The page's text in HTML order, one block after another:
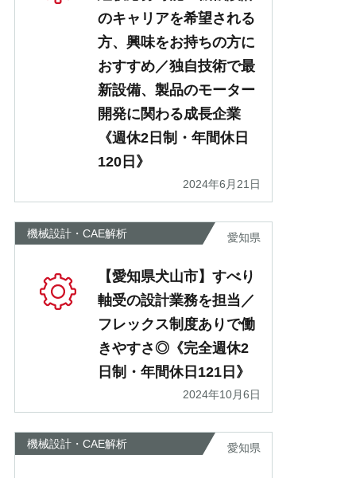
のキャリアを希望される
方、興味をお持ちの方に
おすすめ／独自技術で最
新設備、製品のモーター
開発に関わる成長企業
《週休2日制・年間休日
120日》
2024年6月21日
機械設計・CAE解析 愛知県
【愛知県犬山市】すべり
軸受の設計業務を担当／
フレックス制度ありで働
きやすさ◎《完全週休2
日制・年間休日121日》
2024年10月6日
機械設計・CAE解析 愛知県